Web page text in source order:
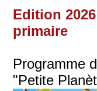
Edition
primaire
Programme
"Petite